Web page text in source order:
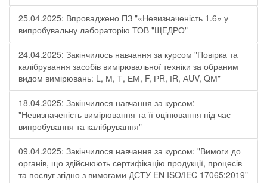
25.04.2025: Впроваджено ПЗ "«Невизначеність 1.6» у
випробувальну лабораторію ТОВ "ЩЕДРО"
24.04.2025: Закінчилось навчання за курсом "Повірка та
калібрування засобів вимірювальної техніки за обраним
видом вимірювань: L, М, Т, ЕМ, F, РR, ІR, АUV, QМ"
18.04.2025: Закінчилося навчання за курсом:
"Невизначеність вимірювання та її оцінювання під час
випробування та калібрування"
09.04.2025: Закінчилося навчання за курсом: "Вимоги до
органів, що здійснюють сертифікацію продукції, процесів
та послуг згідно з вимогами ДСТУ EN ISO/IEC 17065:2019"